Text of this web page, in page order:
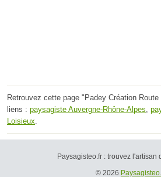
Retrouvez cette page "Padey Création
liens : paysagiste Auvergne-Rhône-Alpes,
Loisieux.
Paysagisteo.fr : trouvez l'artisan
© 2026